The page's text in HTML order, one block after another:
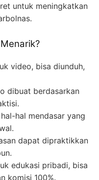
untuk meningkatkan
video, bisa diunduh,
dibuat berdasarkan
hal mendasar yang
dapat dipraktikkan
edukasi pribadi, bisa
komisi 100%.